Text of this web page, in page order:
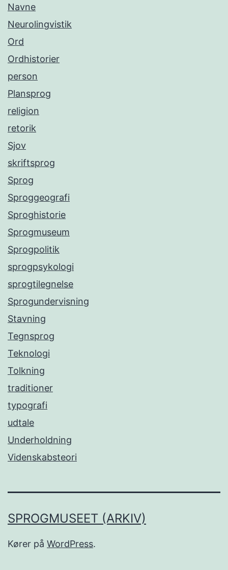
Navne
Neurolingvistik
Ord
Ordhistorier
person
Plansprog
religion
retorik
Sjov
skriftsprog
Sprog
Sproggeografi
Sproghistorie
Sprogmuseum
Sprogpolitik
sprogpsykologi
sprogtilegnelse
Sprogundervisning
Stavning
Tegnsprog
Teknologi
Tolkning
traditioner
typografi
udtale
Underholdning
Videnskabsteori
SPROGMUSEET (ARKIV)
Kører på WordPress.